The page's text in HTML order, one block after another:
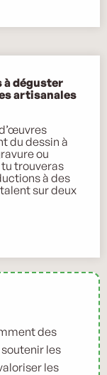
à déguster
artisanales
du dessin à
ou
trouveras
à des
sur deux
des
les
les